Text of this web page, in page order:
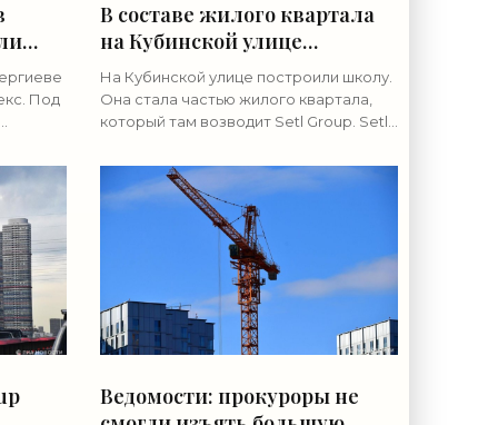
Под
В составе жилого квартала
на Кубинской улице
построили школу - «Свежие
новости строительства»
На Кубинской улице построили школу.
Она стала частью жилого квартала,
который там возводит Setl Group. Setl
бывший промышленный квартал
между Кубинской улицей и 1-м
Ведомости: прокуроры не